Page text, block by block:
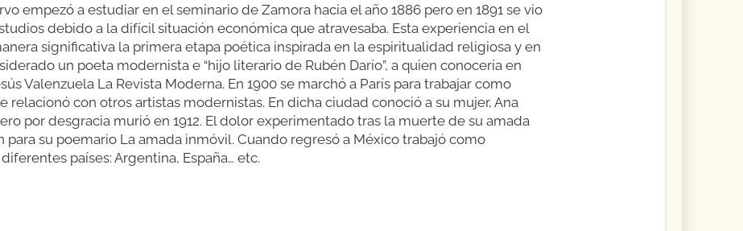
empezó a estudiar en el seminario de Zamora hacia el año 1886 pero en 1891 se vio
debido a la difícil situación económica que atravesaba. Esta experiencia en el
significativa la primera etapa poética inspirada en la espiritualidad religiosa y en
un poeta modernista e “hijo literario de Rubén Darío”, a quien conocería en
Valenzuela La Revista Moderna. En 1900 se marchó a París para trabajar como
relacionó con otros artistas modernistas. En dicha ciudad conoció a su mujer, Ana
por desgracia murió en 1912. El dolor experimentado tras la muerte de su amada
para su poemario La amada inmóvil. Cuando regresó a México trabajó como
países: Argentina, España… etc.